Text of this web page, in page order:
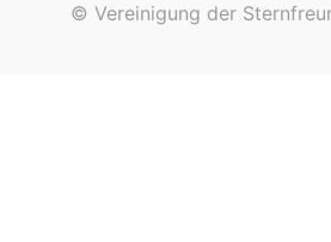
© Vereinigung der